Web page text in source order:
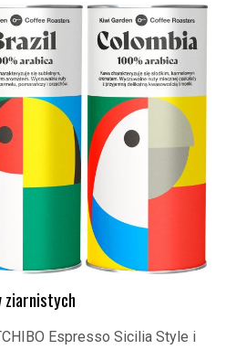
ziarnistych
Espresso Sicilia Style i